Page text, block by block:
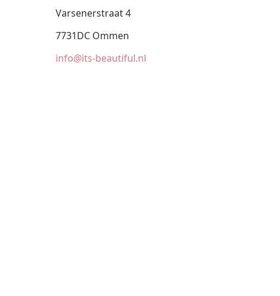
Varsenerstraat 4
7731DC Ommen
info@its-beautiful.nl